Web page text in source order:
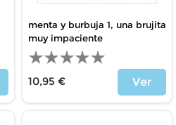
menta y burbuja 1, una brujita
muy impaciente
10,95 €
Ver